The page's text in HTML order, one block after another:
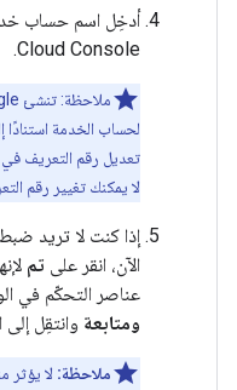
Cloud Console.
لحساب الخدمة
تعديل رقم التعريف
لا يمكنك تغيير رقم
إذا كنت لا تريد
الآن، انقر على تم
عناصر التحكّم في
ومتابعة وانتقِل إلى
ملاحظة: لا يؤثر